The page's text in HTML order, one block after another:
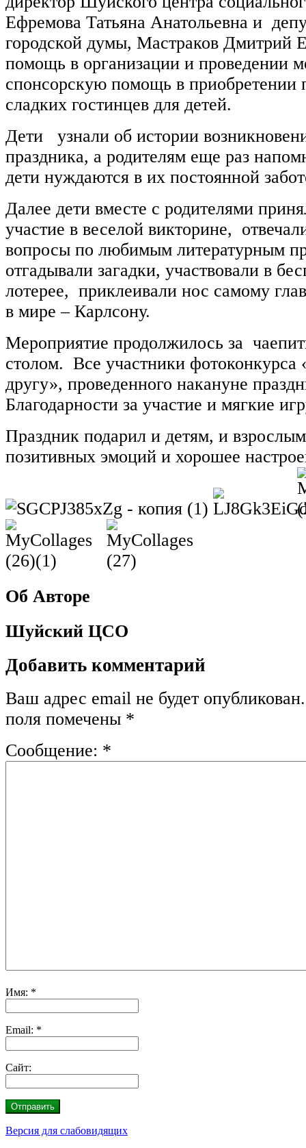
Ефремова Татьяна Анатольевна и
городской думы, Мастраков Дмитрий
помощь в организации и проведении
спонсорскую помощь в приобретении
сладких гостинцев для детей.
Дети узнали об истории
праздника, а родителям еще раз
дети нуждаются в их постоянной
Далее дети вместе с родителями
участие в веселой викторине,
вопросы по любимым литературным
отгадывали загадки, участвовали в
лотерее, приклеивали нос самому
в мире – Карлсону.
Мероприятие продолжилось за
столом. Все участники фотоконкурса
другу», проведенного накануне
Благодарности за участие и мягкие
Праздник подарил и детям, и
позитивных эмоций и хорошее
Об Авторе
Шуйский ЦСО
Добавить комментарий
Ваш адрес email не будет опубликован.
поля помечены *
Сообщение: *
Имя: *
Email: *
Сайт:
Версия для слабовидящих